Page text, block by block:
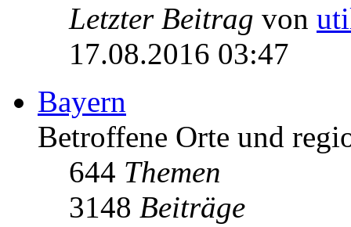
Letzter Beitrag von
17.08.2016 03:47
Bayern
Betroffene Orte und
644 Themen
3148 Beiträge